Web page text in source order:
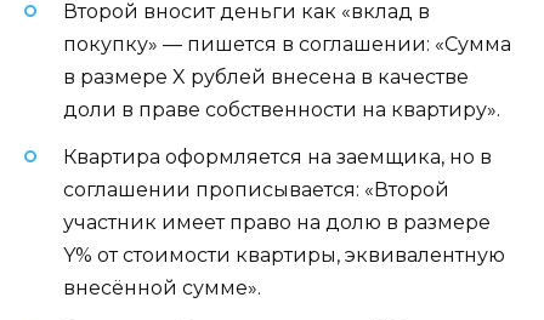
Второй вносит деньги как «вклад в
покупку» — пишется в соглашении: «Сумма
в размере X рублей внесена в качестве
доли в праве собственности на квартиру».
Квартира оформляется на заемщика, но в
соглашении прописывается: «Второй
участник имеет право на долю в размере
Y% от стоимости квартиры, эквивалентную
внесённой сумме».